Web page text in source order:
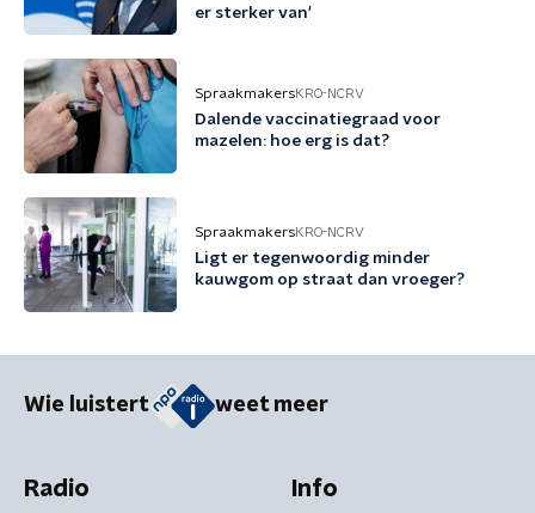
er sterker van'
SpraakmakersKRO-NCRV
Dalende vaccinatiegraad voor
mazelen: hoe erg is dat?
SpraakmakersKRO-NCRV
Ligt er tegenwoordig minder
kauwgom op straat dan vroeger?
Wie luistert weet meer
Radio Info